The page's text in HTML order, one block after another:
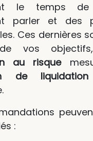
le temps de
parler et des
Ces dernières
vos
au risque
de
: